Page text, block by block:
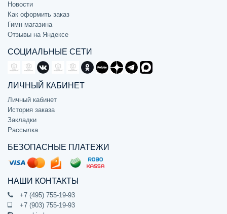
Новости
Как оформить заказ
Гимн магазина
Отзывы на Яндексе
СОЦИАЛЬНЫЕ СЕТИ
ЛИЧНЫЙ КАБИНЕТ
Личный кабинет
История заказа
Закладки
Рассылка
БЕЗОПАСНЫЕ ПЛАТЕЖИ
НАШИ КОНТАКТЫ
+7 (495) 755-19-93
+7 (903) 755-19-93